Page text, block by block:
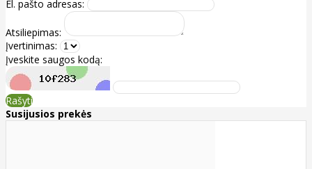
El. pašto adresas:
Atsiliepimas:
Įvertinimas:
Įveskite saugos kodą:
Rašyti
Susijusios prekės